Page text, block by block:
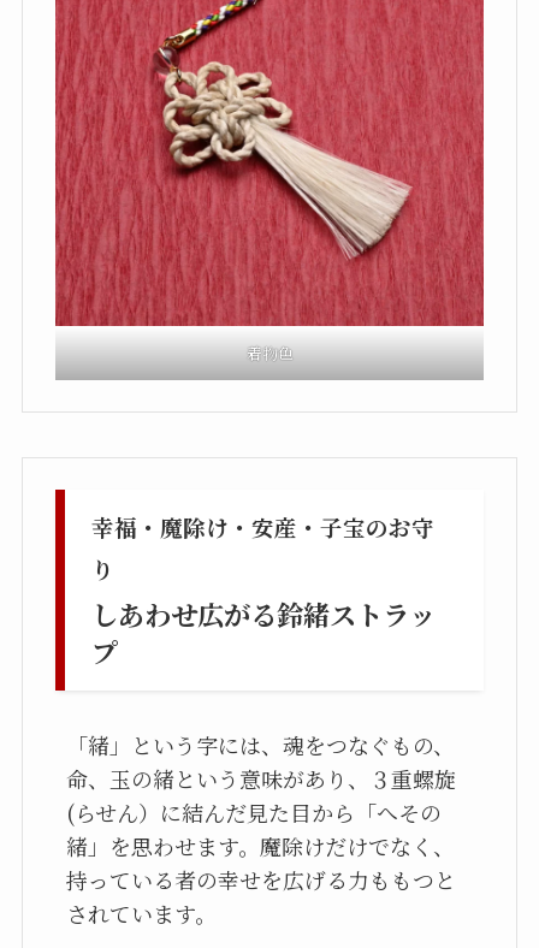
着物色
幸福・魔除け・安産・子宝のお守
り
しあわせ広がる鈴緒ストラッ
プ
「緒」という字には、魂をつなぐもの、
命、玉の緒という意味があり、３重螺旋
(らせん）に結んだ見た目から「へその
緒」を思わせます。魔除けだけでなく、
持っている者の幸せを広げる力ももつと
されています。